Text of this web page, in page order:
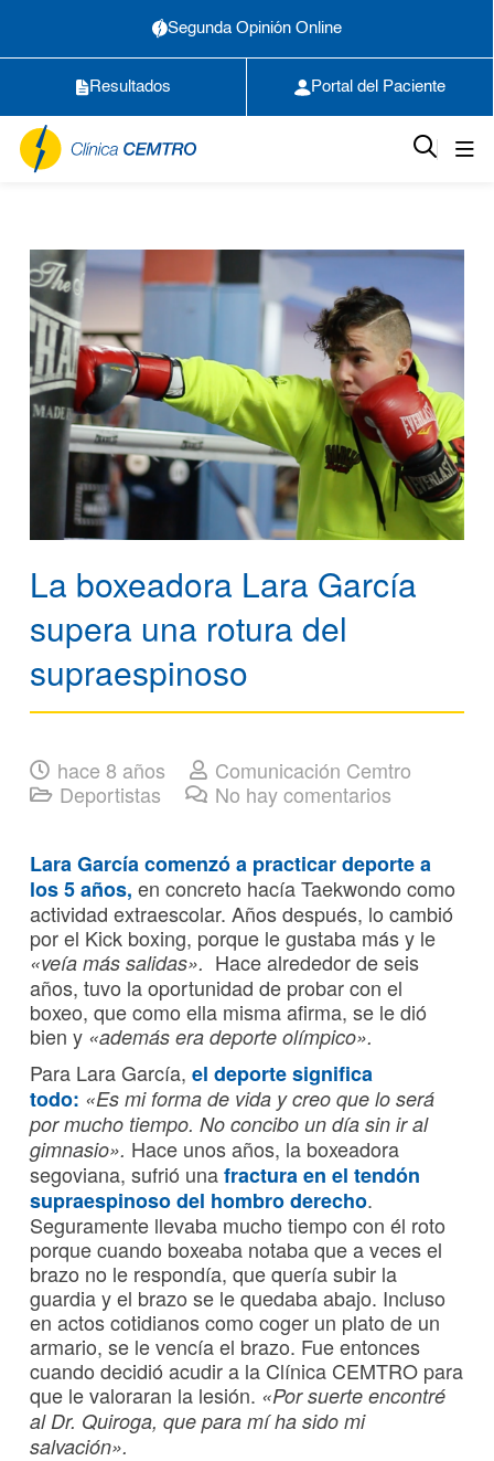
Segunda Opinión Online
Resultados Portal del Paciente
La boxeadora Lara García
supera una rotura del
supraespinoso
hace 8 años
Comunicación Cemtro
Deportistas
No hay comentarios
Lara García comenzó a practicar deporte a
los 5 años, en concreto hacía Taekwondo como
actividad extraescolar. Años después, lo cambió
por el Kick boxing, porque le gustaba más y le
«veía más salidas». Hace alrededor de seis
años, tuvo la oportunidad de probar con el
boxeo, que como ella misma afirma, se le dió
bien y «además era deporte olímpico».
Para Lara García, el deporte significa
todo: «Es mi forma de vida y creo que lo será
por mucho tiempo. No concibo un día sin ir al
gimnasio». Hace unos años, la boxeadora
segoviana, sufrió unafractura en el tendón
supraespinosodel hombro derecho.
Seguramente llevaba mucho tiempo con él roto
porque cuando boxeaba notaba que a veces el
brazo no le respondía, que quería subir la
guardia y el brazo se le quedaba abajo. Incluso
en actos cotidianos como coger un plato de un
armario, se le vencía el brazo. Fue entonces
cuando decidió acudir a la Clínica CEMTRO para
que le valoraran la lesión. «Por suerte encontré
al Dr. Quiroga, que para mí ha sido mi
salvación».